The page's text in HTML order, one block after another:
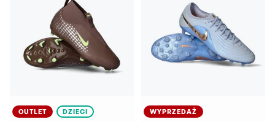
OUTLET DZIECI WYPRZEDAŻ